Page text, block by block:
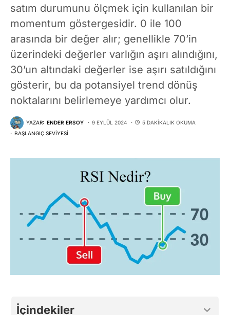
satım durumunu ölçmek için kullanılan bir
momentum göstergesidir. 0 ile 100
arasında bir değer alır; genellikle 70’in
üzerindeki değerler varlığın aşırı alındığını,
30’un altındaki değerler ise aşırı satıldığını
gösterir, bu da potansiyel trend dönüş
noktalarını belirlemeye yardımcı olur.
YAZAR: ENDER ERSOY 9 EYLÜL 2024
5 DAKIKALIK OKUMA
BAŞLANGIÇ SEVIYESI
İçindekiler